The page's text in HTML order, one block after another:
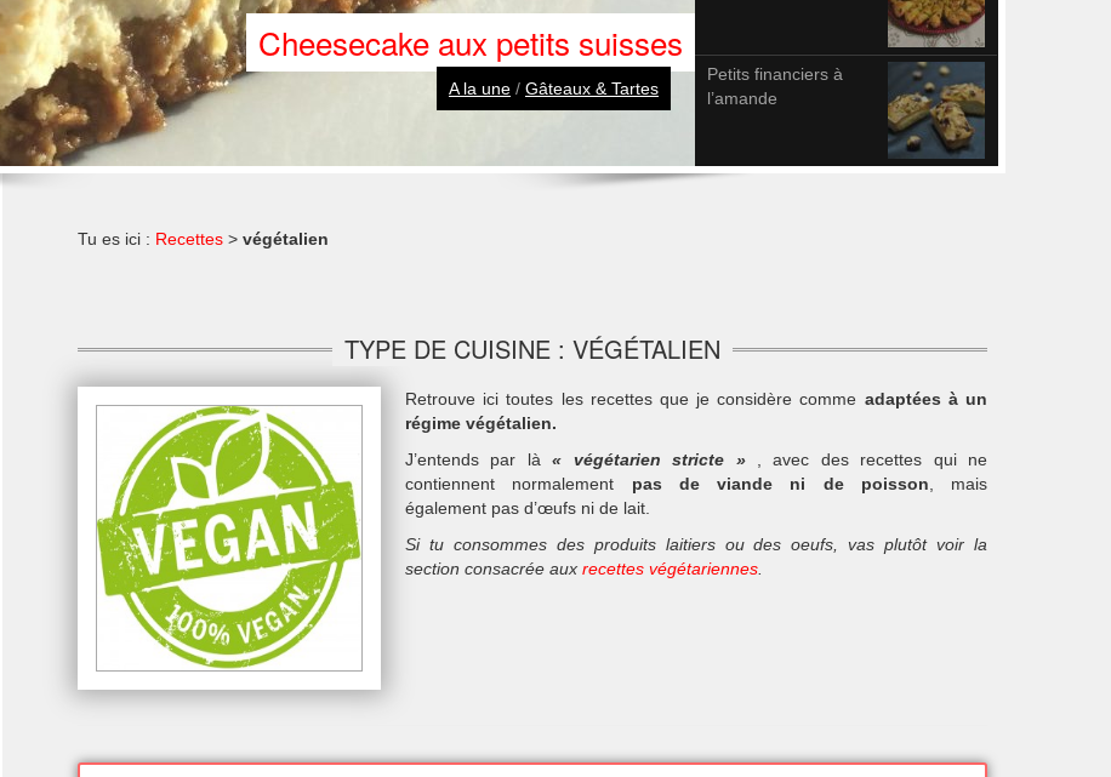
Petits financiers à
l’amande
Cheesecake aux petits suisses
A la une / Gâteaux & Tartes
Tu es ici : Recettes > végétalien
TYPE DE CUISINE : VÉGÉTALIEN
Retrouve ici toutes les recettes que je considère comme adaptées à un
régime végétalien.
J’entends par là« végétarien stricte », avec des recettes qui ne
contiennent normalement pas de viande ni de poisson , mais
également pas d’œufs ni de lait.
Si tu consommes des produits laitiers ou des oeufs, vas plutôt voir la
section consacrée aux recettes végétariennes